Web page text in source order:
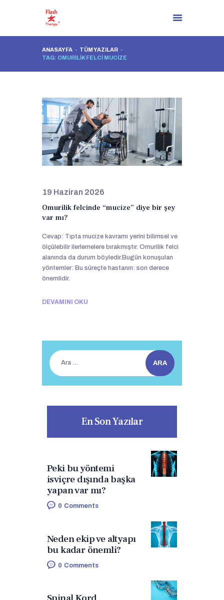
ANASAYFA
TÜM YAZILAR
TAG: OMURILIK FELCI MUCIZE
ARTIK BIR ÇÖZÜM VAR
ÇÖZÜM SÜREÇLERI
BLOG YAZILARI
İLETIŞIM
TR
19 Haziran 2026
Omurilik felcinde “mucize” diye bir şey
var mı?
Cevap: Tıpta mucize kavramı yerini bilimsel ve
ölçülebilir ilerlemelere bırakmıştır. Omurilik felci
alanında da durum böyledir.Bugün konuşulan
yöntemler: Bu süreçte hastanın: son derece
önemlidir.
DEVAMINI OKU
Arama:
En Son Yazılar
Peki bu yöntemi
isviçre dışında başka
yapan var mı?
0 Comments
Neden ekip ve altyapı
bu kadar önemli?
0 Comments